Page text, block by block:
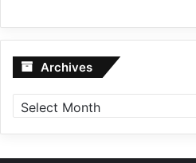
Archives Archives